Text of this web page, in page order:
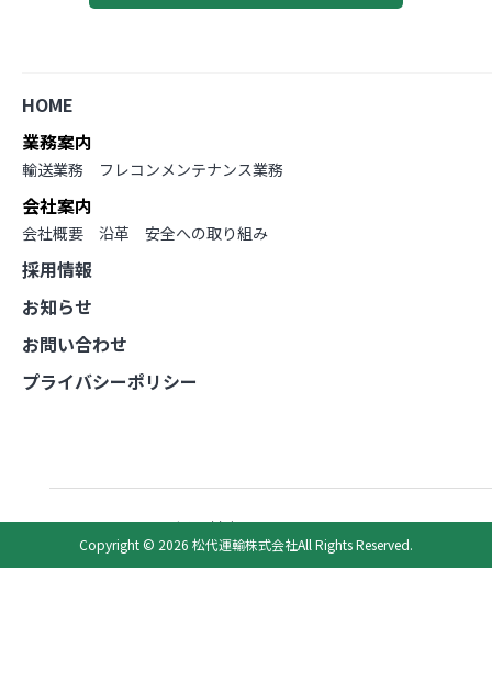
filed under:採用情報
HOME
業務案内
輸送業務 フレコンメンテナンス業務
会社案内
会社概要 沿革 安全への取り組み
採用情報
お知らせ
お問い合わせ
プライバシーポリシー
Copyright © 2026 松代運輸株式会社All Rights Reserved.